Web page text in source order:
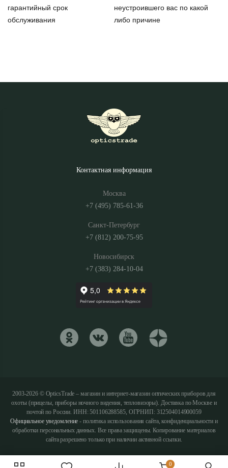
0
гарантийный срок
обслуживания
неустроившего вас по какой
либо причине
Контактная информация
Москва
+7 (495) 785-61-36
Санкт-Петербург
+7 (812) 200-75-95
Новосибирск
+7 (383) 284-10-04
2003-2026 © OpticsTrade – магазин и интернет-магазин оптических приборов для
охоты (прицелы, приборы ночного видения, тепловизоры). Доставка по Москве и
почтой по России. ИНН: 501106288585, ОГРНИП: 312504014900059
Официальное уведомление - политика использования сайта, конфиденциальности и
обработки персональных данных. Все права защищены. Копирование материалов
сайта разрешено только при наличии активной ссылки.